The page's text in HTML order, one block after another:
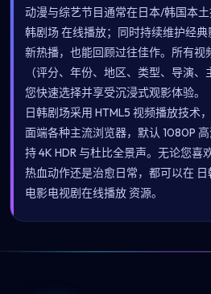
动漫与综艺节目通常在日本/韩国本
韩剧场 在线播放；同时持续维护经
新热播，也能回顾过往佳作。所有视
（评分、年份、地区、类型、导演
您快速选择并享受沉浸式观影体验。
日韩剧场采用 HTML5 视频播放技术
面端各种主流浏览器，默认 1080P
持 4K HDR 与杜比全景声。无论您喜
热血动作还是治愈日常，都可以在
电影电视剧在线播放 资源。